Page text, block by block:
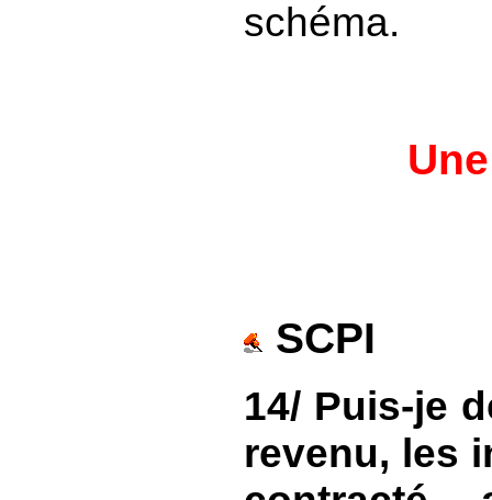
schéma.
SCPI
14/ Puis-je
revenu, les